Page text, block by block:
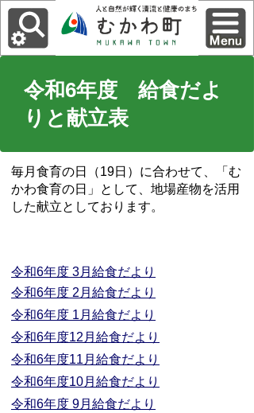
令和6年度 給食だよ
りと献立表
毎月食育の日（19日）に合わせて、「む
かわ食育の日」として、地場産物を活用
した献立としております。
令和6年度 3月給食だより
令和6年度 2月給食だより
令和6年度 1月給食だより
令和6年度12月給食だより
令和6年度11月給食だより
令和6年度10月給食だより
令和6年度 9月給食だより